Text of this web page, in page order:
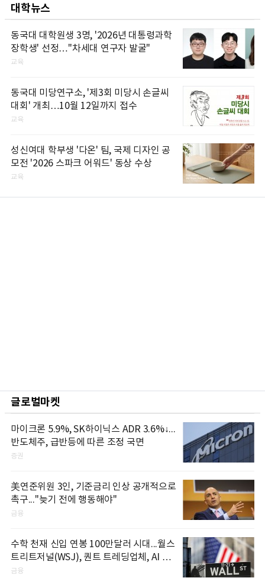
대학뉴스
동국대 대학원생 3명, '2026년 대통령과학
장학생' 선정…"차세대 연구자 발굴"
교육
동국대 미당연구소, '제3회 미당시 손글씨
대회' 개최…10월 12일까지 접수
교육
성신여대 학부생 '다온' 팀, 국제 디자인 공
모전 '2026 스파크 어워드' 동상 수상
교육
글로벌마켓
마이크론 5.9%, SK하이닉스 ADR 3.6%↓...
반도체주, 급반등에 따른 조정 국면
증권
美연준위원 3인, 기준금리 인상 공개적으로
촉구..."늦기 전에 행동해야"
금융
수학 천재 신입 연봉 100만달러 시대...월스
트리트저널(WSJ), 퀀트 트레딩업체, AI 기
업들 인재 확보 경쟁
금융